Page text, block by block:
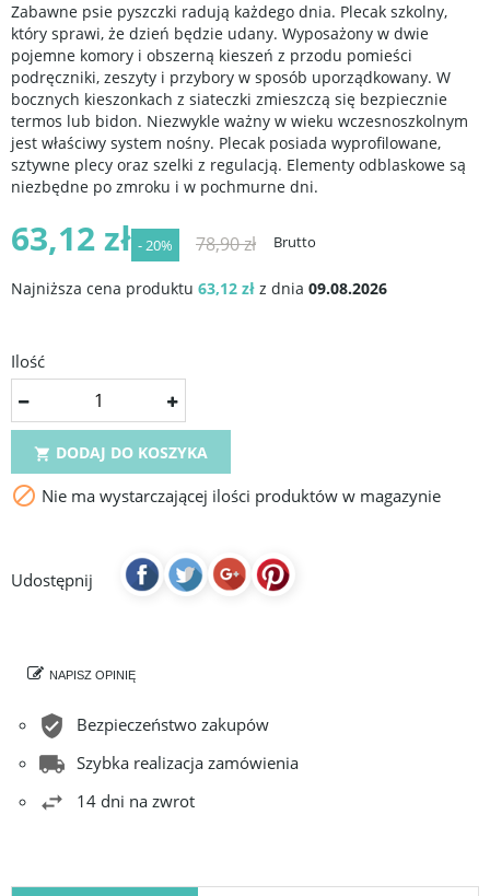
Zabawne psie pyszczki radują każdego dnia. Plecak szkolny,
który sprawi, że dzień będzie udany. Wyposażony w dwie
pojemne komory i obszerną kieszeń z przodu pomieści
podręczniki, zeszyty i przybory w sposób uporządkowany. W
bocznych kieszonkach z siateczki zmieszczą się bezpiecznie
termos lub bidon. Niezwykle ważny w wieku wczesnoszkolnym
jest właściwy system nośny. Plecak posiada wyprofilowane,
sztywne plecy oraz szelki z regulacją. Elementy odblaskowe są
niezbędne po zmroku i w pochmurne dni.
63,12 zł - 20% 78,90 zł Brutto
Najniższa cena produktu 63,12 zł z dnia 09.08.2026
Ilość
 DODAJ DO KOSZYKA
 Nie ma wystarczającej ilości produktów w magazynie
Udostępnij
NAPISZ OPINIĘ
Bezpieczeństwo zakupów
Szybka realizacja zamówienia
14 dni na zwrot